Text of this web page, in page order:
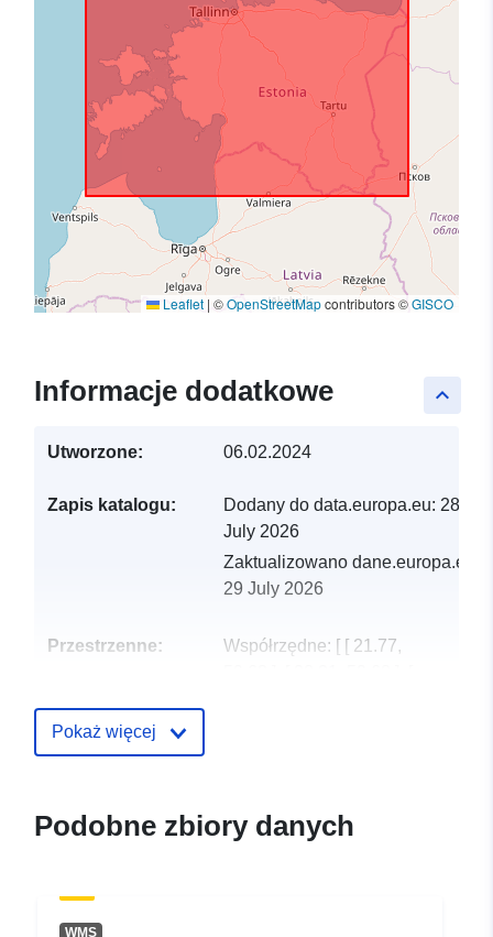
Leaflet | ©OpenStreetMapcontributors ©GISCO
keyboard_arrow_up
Informacje dodatkowe
Utworzone: 06.02.2024
Zapis katalogu: Dodany do data.europa.eu: 28
July 2026
Zaktualizowano dane.europa.eu:
29 July 2026
Przestrzenne: Współrzędne: [ [ 21.77,
uriRef:
http://data.europa.eu/88u/dataset/
fb4d-4cd9-bc8b-35f1ffbe128d
Pokaż więcej
Podobne zbiory danych
WMS